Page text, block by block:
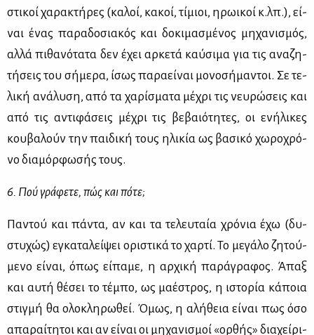
στι­κοί χα­ρα­κτή­ρες (κα­λοί, κα­κοί, τί­μιοι, ηρω­ι­κοί κ.λπ.), εί­
ναι ένας πα­ρα­δο­σια­κός και δο­κι­μα­σμέ­νος μη­χα­νι­σμός,
αλ­λά πι­θα­νό­τα­τα δεν έχει αρ­κε­τά καύ­σι­μα για τις ανα­ζη­
τή­σεις του σή­με­ρα, ίσως πα­ρα­εί­ναι μο­νο­σή­μα­ντοι. Σε τε­
λι­κή ανά­λυ­ση, από τα χα­ρί­σμα­τα μέ­χρι τις νευ­ρώ­σεις και
από τις αντι­φά­σεις μέ­χρι τις βε­βαιό­τη­τες, οι ενή­λι­κες
κου­βα­λούν την παι­δι­κή τους ηλι­κία ως βα­σι­κό χω­ρο­χρό­
νο δια­μόρ­φω­σής τους.
6. Πού γρά­φε­τε, πώς και πό­τε;
Πα­ντού και πά­ντα, αν και τα τε­λευ­ταία χρό­νια έχω (δυ­
στυ­χώς) εγκα­τα­λεί­ψει ορι­στι­κά το χαρ­τί. Το με­γά­λο ζη­τού­
με­νο εί­ναι, όπως εί­πα­με, η αρ­χι­κή πα­ρά­γρα­φος. Άπαξ
και αυ­τή θέ­σει το τέ­μπο, ως μα­έ­στρος, η ιστο­ρία κά­ποια
στιγ­μή θα ολο­κλη­ρω­θεί. Όμως, η αλή­θεια εί­ναι πως όσο
απα­ραί­τη­τοι και αν εί­ναι οι μη­χα­νι­σμοί «ορ­θής» δια­χεί­ρι­